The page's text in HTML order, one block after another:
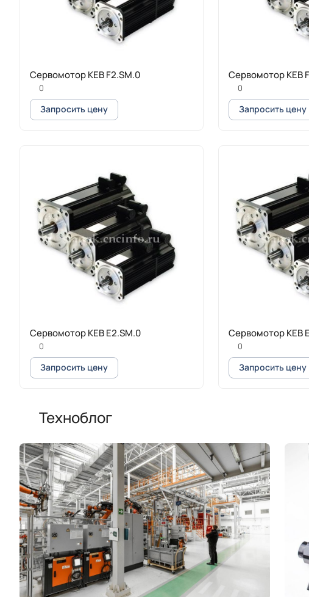
Сервомотор KEB F2.SM.0
0
Запросить цену
Сервомотор KEB
0
Запросить цену
Сервомотор KEB E2.SM.0
0
Запросить цену
Сервомотор KEB
0
Запросить цену
Техноблог